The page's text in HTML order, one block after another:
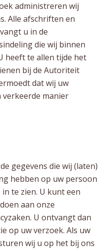
administreren wij
Alle afschriften en
u in de
die wij binnen
heeft te allen tijde het
bij de Autoriteit
dat wij uw
verkeerde manier
gegevens die wij (laten)
hebben op uw persoon
te zien. U kunt een
aan onze
U ontvangt dan
op uw verzoek. Als uw
wij u op het bij ons